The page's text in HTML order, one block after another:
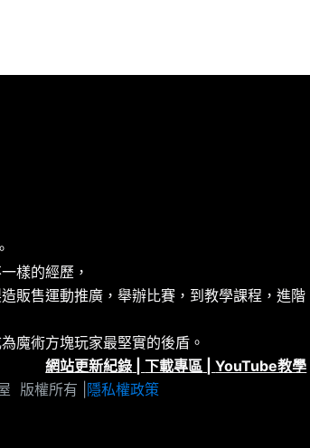
。
樣的經歷，
販售運動推廣，舉辦比賽，到教學課程，進階
魔術方塊玩家最堅實的後盾。
網站更新紀錄 |下載專區 |YouTube教學
版權所有 | 隱私權政策